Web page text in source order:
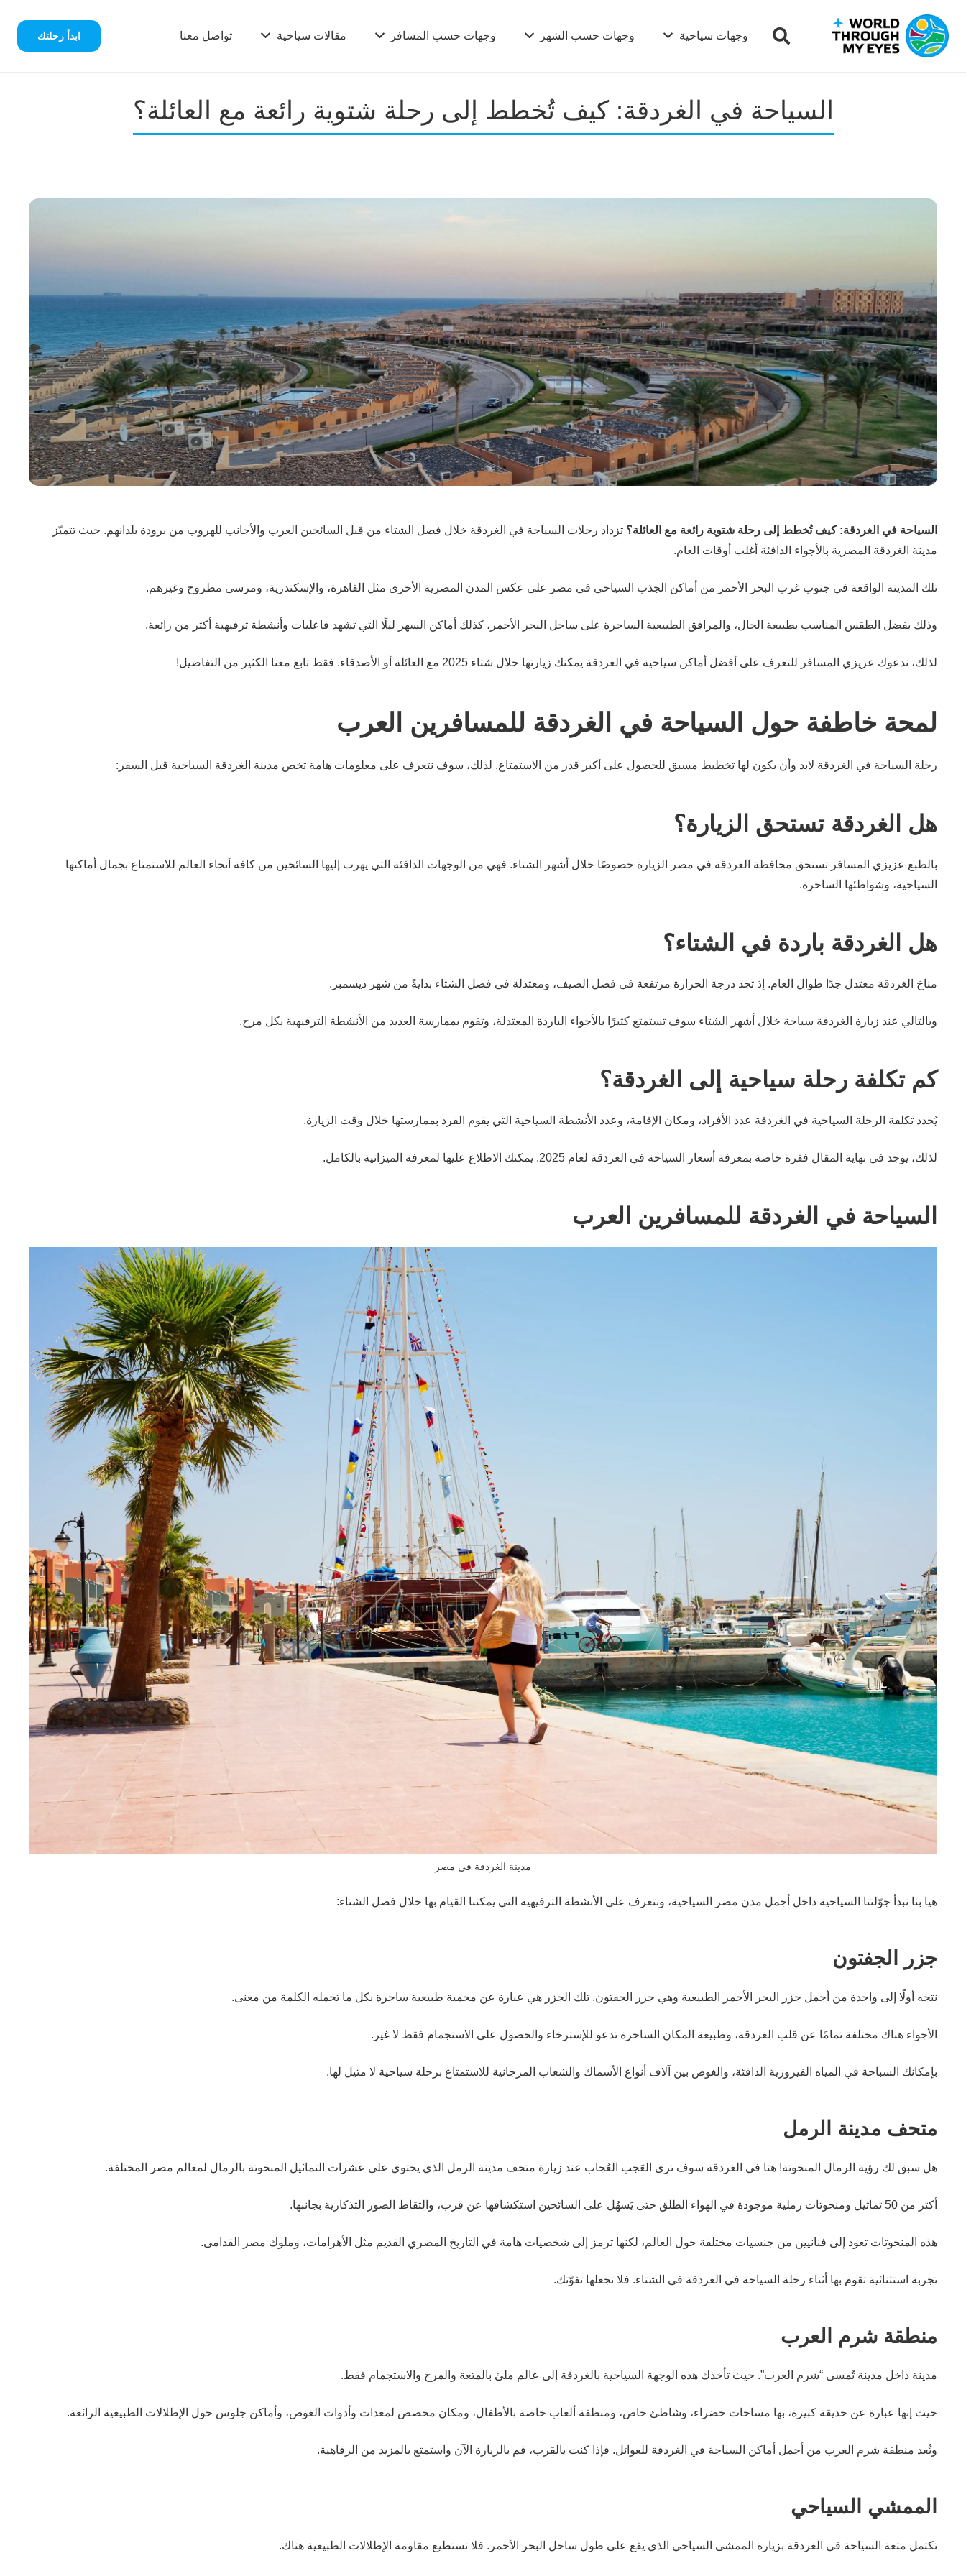
وجهات سياحية وجهات حسب الشهر وجهات حسب المسافر مقالات سياحية تواصل معنا ابدأ رحلتك
السياحة في الغردقة: كيف تُخطط إلى رحلة شتوية رائعة مع العائلة؟
السياحة في الغردقة: كيف تُخطط إلى رحلة شتوية رائعة مع العائلة؟ تزداد رحلات السياحة في الغردقة خلال فصل الشتاء من قبل السائحين العرب والأجانب للهروب من برودة بلدانهم. حيث تتميّز
مدينة الغردقة المصرية بالأجواء الدافئة أغلب أوقات العام.
تلك المدينة الواقعة في جنوب غرب البحر الأحمر من أماكن الجذب السياحي في مصر على عكس المدن المصرية الأخرى مثل القاهرة، والإسكندرية، ومرسى مطروح وغيرهم.
وذلك بفضل الطقس المناسب بطبيعة الحال، والمرافق الطبيعية الساحرة على ساحل البحر الأحمر، كذلك أماكن السهر ليلًا التي تشهد فاعليات وأنشطة ترفيهية أكثر من رائعة.
لذلك، ندعوك عزيزي المسافر للتعرف على أفضل أماكن سياحية في الغردقة يمكنك زيارتها خلال شتاء 2025 مع العائلة أو الأصدقاء. فقط تابع معنا الكثير من التفاصيل!
لمحة خاطفة حول السياحة في الغردقة للمسافرين العرب
رحلة السياحة في الغردقة لابد وأن يكون لها تخطيط مسبق للحصول على أكبر قدر من الاستمتاع. لذلك، سوف نتعرف على معلومات هامة تخص مدينة الغردقة السياحية قبل السفر:
هل الغردقة تستحق الزيارة؟
بالطبع عزيزي المسافر تستحق محافظة الغردقة في مصر الزيارة خصوصًا خلال أشهر الشتاء. فهي من الوجهات الدافئة التي يهرب إليها السائحين من كافة أنحاء العالم للاستمتاع بجمال أماكنها
السياحية، وشواطئها الساحرة.
هل الغردقة باردة في الشتاء؟
مناخ الغردقة معتدل جدًا طوال العام. إذ تجد درجة الحرارة مرتفعة في فصل الصيف، ومعتدلة في فصل الشتاء بدايةً من شهر ديسمبر.
وبالتالي عند زيارة الغردقة سياحة خلال أشهر الشتاء سوف تستمتع كثيرًا بالأجواء الباردة المعتدلة، وتقوم بممارسة العديد من الأنشطة الترفيهية بكل مرح.
كم تكلفة رحلة سياحية إلى الغردقة؟
يُحدد تكلفة الرحلة السياحية في الغردقة عدد الأفراد، ومكان الإقامة، وعدد الأنشطة السياحية التي يقوم الفرد بممارستها خلال وقت الزيارة.
لذلك، يوجد في نهاية المقال فقرة خاصة بمعرفة أسعار السياحة في الغردقة لعام 2025. يمكنك الاطلاع عليها لمعرفة الميزانية بالكامل.
السياحة في الغردقة للمسافرين العرب
مدينة الغردقة في مصر
هيا بنا نبدأ جوّلتنا السياحية داخل أجمل مدن مصر السياحية، ونتعرف على الأنشطة الترفيهية التي يمكننا القيام بها خلال فصل الشتاء:
جزر الجفتون
نتجه أولًا إلى واحدة من أجمل جزر البحر الأحمر الطبيعية وهي جزر الجفتون. تلك الجزر هي عبارة عن محمية طبيعية ساحرة بكل ما تحمله الكلمة من معنى.
الأجواء هناك مختلفة تمامًا عن قلب الغردقة، وطبيعة المكان الساحرة تدعو للإسترخاء والحصول على الاستجمام فقط لا غير.
بإمكانك السباحة في المياه الفيروزية الدافئة، والغوص بين آلاف أنواع الأسماك والشعاب المرجانية للاستمتاع برحلة سياحية لا مثيل لها.
متحف مدينة الرمل
هل سبق لك رؤية الرمال المنحوتة! هنا في الغردقة سوف ترى العَجب العُجاب عند زيارة متحف مدينة الرمل الذي يحتوي على عشرات التماثيل المنحوتة بالرمال لمعالم مصر المختلفة.
أكثر من 50 تماثيل ومنحوتات رملية موجودة في الهواء الطلق حتى يَسهُل على السائحين استكشافها عن قرب، والتقاط الصور التذكارية بجانبها.
هذه المنحوتات تعود إلى فنانيين من جنسيات مختلفة حول العالم، لكنها ترمز إلى شخصيات هامة في التاريخ المصري القديم مثل الأهرامات، وملوك مصر القدامى.
تجربة استثنائية تقوم بها أثناء رحلة السياحة في الغردقة في الشتاء. فلا تجعلها تفوّتك.
منطقة شرم العرب
مدينة داخل مدينة تُمسى “شرم العرب”. حيث تأخذك هذه الوجهة السياحية بالغردقة إلى عالم ملئ بالمتعة والمرح والاستجمام فقط.
حيث إنها عبارة عن حديقة كبيرة، بها مساحات خضراء، وشاطئ خاص، ومنطقة ألعاب خاصة بالأطفال، ومكان مخصص لمعدات وأدوات الغوص، وأماكن جلوس حول الإطلالات الطبيعية الرائعة.
وتُعد منطقة شرم العرب من أجمل أماكن السياحة في الغردقة للعوائل. فإذا كنت بالقرب، قم بالزيارة الآن واستمتع بالمزيد من الرفاهية.
الممشي السياحي
تكتمل متعة السياحة في الغردقة بزيارة الممشى السياحي الذي يقع على طول ساحل البحر الأحمر. فلا تستطيع مقاومة الإطلالات الطبيعية هناك.